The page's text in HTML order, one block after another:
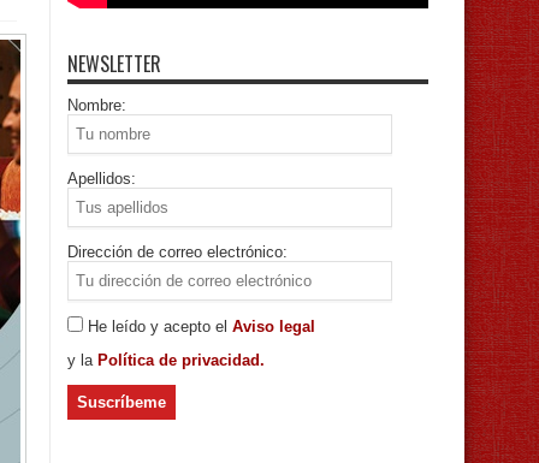
NEWSLETTER
Nombre:
Apellidos:
Dirección de correo electrónico:
He leído y acepto el Aviso legal
y la Política de privacidad.